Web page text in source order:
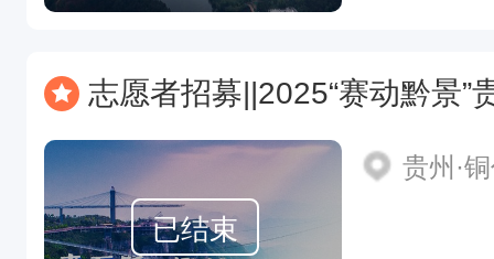
志愿者招募||2025“赛动黔景”贵州第三届“温泉之城·长寿石阡”仙人街越
已结束
贵州·